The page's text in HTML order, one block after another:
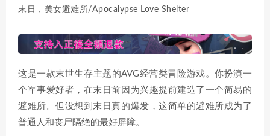
末日，美女避难所/Apocalypse Love Shelter
这是一款末世生存主题的AVG经营类冒险游戏。你扮演一
个军事爱好者，在末日前因为兴趣提前建造了一个简易的
避难所。但没想到末日真的爆发，这简单的避难所成为了
普通人和丧尸隔绝的最好屏障。